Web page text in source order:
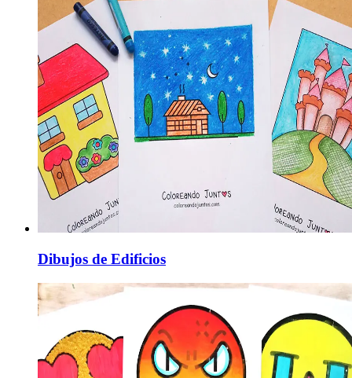
Dibujos de Edificios